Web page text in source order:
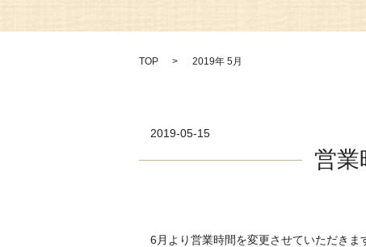
TOP 2019年 5月
2019-05-15
営業
6月より営業時間を変更させていただき